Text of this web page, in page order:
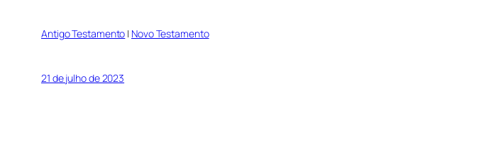
Antigo Testamento | Novo Testamento
21 de julho de 2023